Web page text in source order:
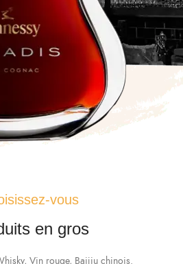
vous
en gros
Vin rouge, Baijiu chinois.